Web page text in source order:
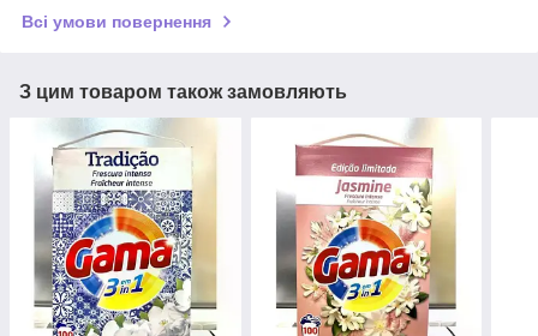
Всі умови повернення
З цим товаром також замовляють